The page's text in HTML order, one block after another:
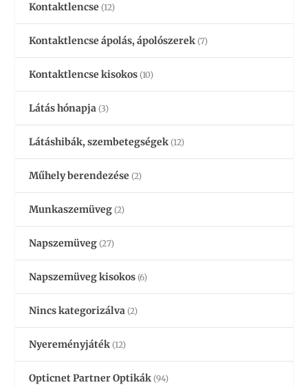
Kontaktlencse (12)
Kontaktlencse ápolás, ápolószerek (7)
Kontaktlencse kisokos (10)
Látás hónapja (3)
Látáshibák, szembetegségek (12)
Műhely berendezése (2)
Munkaszemüveg (2)
Napszemüveg (27)
Napszemüveg kisokos (6)
Nincs kategorizálva (2)
Nyereményjáték (12)
Opticnet Partner Optikák (94)